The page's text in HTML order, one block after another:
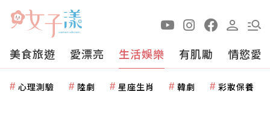
美食旅遊 愛漂亮 生活娛樂 有肌勵 情慾愛
心理測驗 陸劇 星座生肖 韓劇 彩妝保養